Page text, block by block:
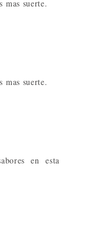
mas suerte.
mas suerte.
en esta